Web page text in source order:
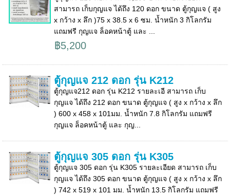
สามารถ เก็บกุญแจ ได้ถึง 120 ดอก ขนาด ตู้กุญแจ ( สูง
x กว้าง x ลึก )75 x 38.5 x 6 ซม. น้ำหนัก 3 กิโลกรัม
แถมฟรี กุญแจ ล็อคหน้าตู้ และ ...
฿5,200
ตู้กุญแจ 212 ดอก รุ่น K212
ตู้กุญแจ212 ดอก รุ่น K212 รายละเอี สามารถ เก็บ
กุญแจ ได้ถึง 212 ดอก ขนาด ตู้กุญแจ ( สูง x กว้าง x ลึก
) 600 x 458 x 101มม. น้ำหนัก 7.8 กิโลกรัม แถมฟรี
กุญแจ ล็อคหน้าตู้ และ กุญ...
ตู้กุญแจ 305 ดอก รุ่น K305
ตู้กุญแจ 305 ดอก รุ่น K305 รายละเอียด สามารถ เก็บ
กุญแจ ได้ถึง 305 ดอก ขนาด ตู้กุญแจ ( สูง x กว้าง x ลึก
) 742 x 519 x 101 มม. น้ำหนัก 13.5 กิโลกรัม แถมฟรี